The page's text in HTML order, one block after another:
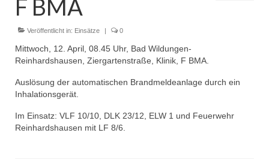
Dienstplan
Einsätze
Einsatzstichworte
Jugendfeuerwehr
Dienstplan
F BMA
Veröffentlicht in: Einsätze | 0
Mittwoch, 12. April, 08.45 Uhr, Bad Wildungen-
Reinhardshausen, Ziergartenstraße, Klinik, F BMA.
Auslösung der automatischen Brandmeldeanlage durch ein
Inhalationsgerät.
Im Einsatz: VLF 10/10, DLK 23/12, ELW 1 und Feuerwehr
Reinhardshausen mit LF 8/6.